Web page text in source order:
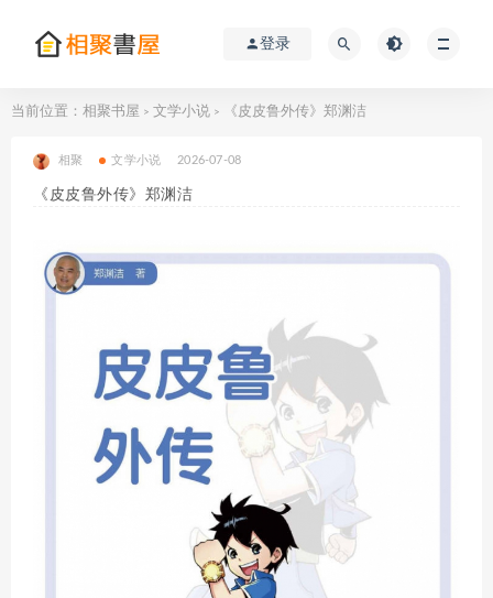
登录
当前位置： 相聚书屋 > 文学小说 > 《皮皮鲁外传》郑渊洁
相聚 文学小说 2026-07-08
《皮皮鲁外传》郑渊洁